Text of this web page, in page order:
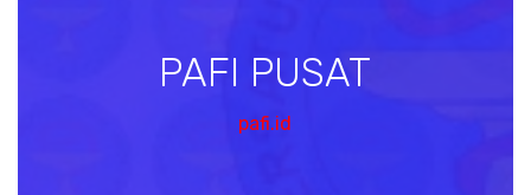
PAFI PUSAT
pafi.id